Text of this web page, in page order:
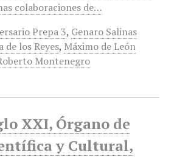
colaboraciones de…
Prepa 3, Genaro Salinas
de los Reyes, Máximo de León
Montenegro
XXI, Órgano de
y Cultural,